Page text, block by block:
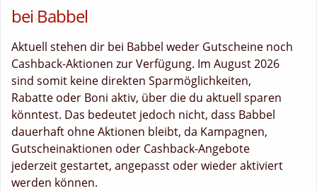
bei Babbel
Aktuell stehen dir bei Babbel weder Gutscheine noch
Cashback-Aktionen zur Verfügung. Im August 2026
sind somit keine direkten Sparmöglichkeiten,
Rabatte oder Boni aktiv, über die du aktuell sparen
könntest. Das bedeutet jedoch nicht, dass Babbel
dauerhaft ohne Aktionen bleibt, da Kampagnen,
Gutscheinaktionen oder Cashback-Angebote
jederzeit gestartet, angepasst oder wieder aktiviert
werden können.